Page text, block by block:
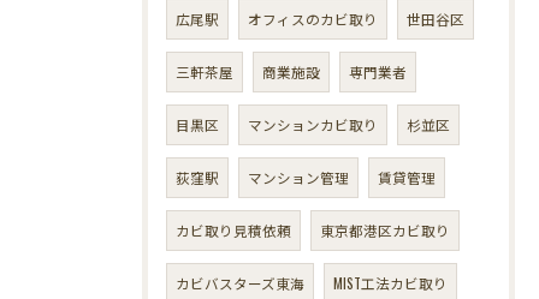
広尾駅 オフィスのカビ取り 世田谷区
三軒茶屋 商業施設 専門業者
目黒区 マンションカビ取り 杉並区
荻窪駅 マンション管理 賃貸管理
カビ取り見積依頼 東京都港区カビ取り
カビバスターズ東海 MIST工法カビ取り